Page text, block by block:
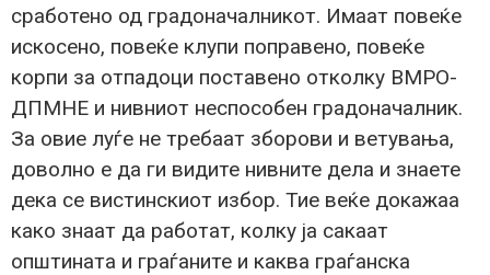
сработено од градоначалникот. Имаат повеќе
искосено, повеќе клупи поправено, повеќе
корпи за отпадоци поставено отколку ВМРО-
ДПМНЕ и нивниот неспособен градоначалник.
За овие луѓе не требаат зборови и ветувања,
доволно е да ги видите нивните дела и знаете
дека се вистинскиот избор. Тие веќе докажаа
како знаат да работат, колку ја сакаат
општината и граѓаните и каква граѓанска